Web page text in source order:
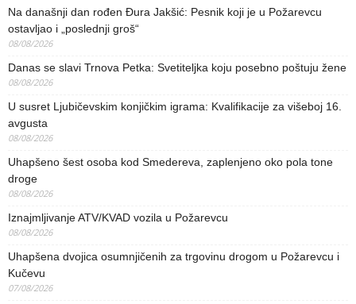
Na današnji dan rođen Đura Jakšić: Pesnik koji je u Požarevcu
ostavljao i „poslednji groš“
08/08/2026
Danas se slavi Trnova Petka: Svetiteljka koju posebno poštuju žene
08/08/2026
U susret Ljubičevskim konjičkim igrama: Kvalifikacije za višeboj 16.
avgusta
08/08/2026
Uhapšeno šest osoba kod Smedereva, zaplenjeno oko pola tone
droge
08/08/2026
Iznajmljivanje ATV/KVAD vozila u Požarevcu
08/08/2026
Uhapšena dvojica osumnjičenih za trgovinu drogom u Požarevcu i
Kučevu
07/08/2026